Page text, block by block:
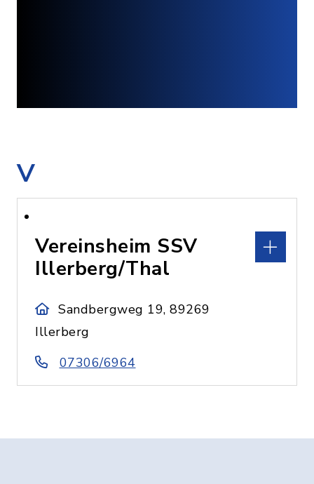
V
Vereinsheim SSV
Illerberg/Thal
Sandbergweg 19, 89269
Illerberg
07306/6964